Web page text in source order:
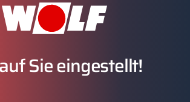
Sie eingestellt!